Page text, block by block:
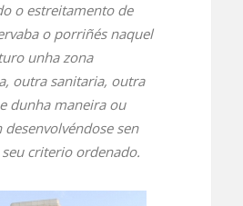
o estreitamento de
o porriñés naquel
unha zona
outra sanitaria, outra
dunha maneira ou
sen
criterio ordenado.